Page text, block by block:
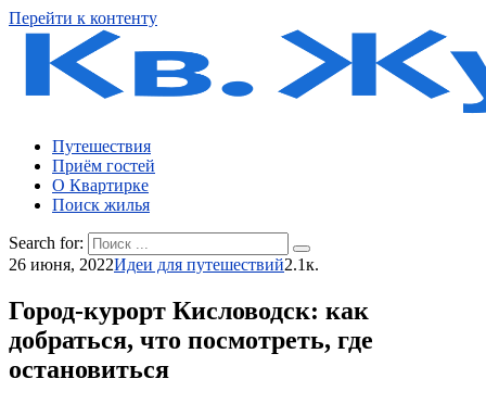
Перейти к контенту
Путешествия
Приём гостей
О Квартирке
Поиск жилья
Search for:
26 июня, 2022Идеи для путешествий2.1к.
Город-курорт Кисловодск: как
добраться, что посмотреть, где
остановиться